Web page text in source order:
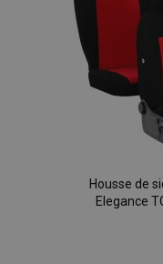
Housse de
Elegance